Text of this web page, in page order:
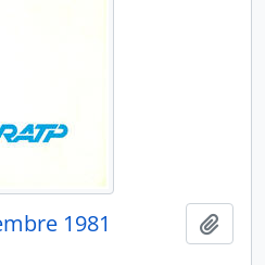
1981